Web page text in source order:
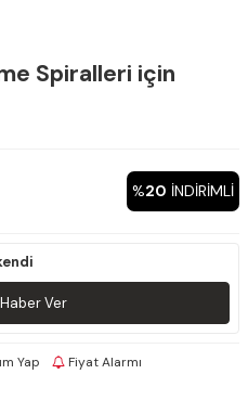
Spiralleri için
%20 INDIRIMLI
Ver
Yap Fiyat Alarmı